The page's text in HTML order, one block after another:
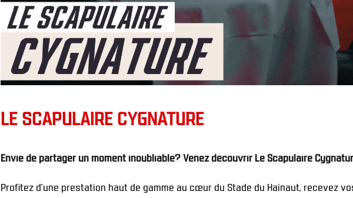
LE SCAPULAIRE CYGNATURE
Profitez d’une prestation haut de gamme au cœur du Stade du Hainaut, recevez